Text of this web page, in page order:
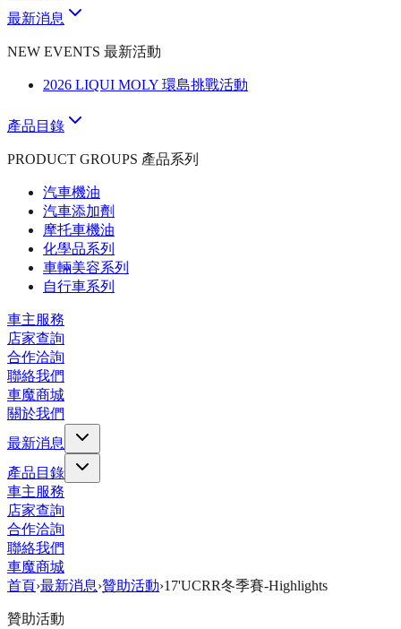
最新消息
NEW EVENTS 最新活動
2026 LIQUI MOLY 環島挑戰活動
產品目錄
PRODUCT GROUPS 產品系列
汽車機油
汽車添加劑
摩托車機油
化學品系列
車輛美容系列
自行車系列
車主服務
店家查詢
合作洽詢
聯絡我們
車魔商城
關於我們
最新消息
產品目錄
車主服務
店家查詢
合作洽詢
聯絡我們
車魔商城
首頁›最新消息›贊助活動›17'UCRR冬季賽-Highlights
贊助活動